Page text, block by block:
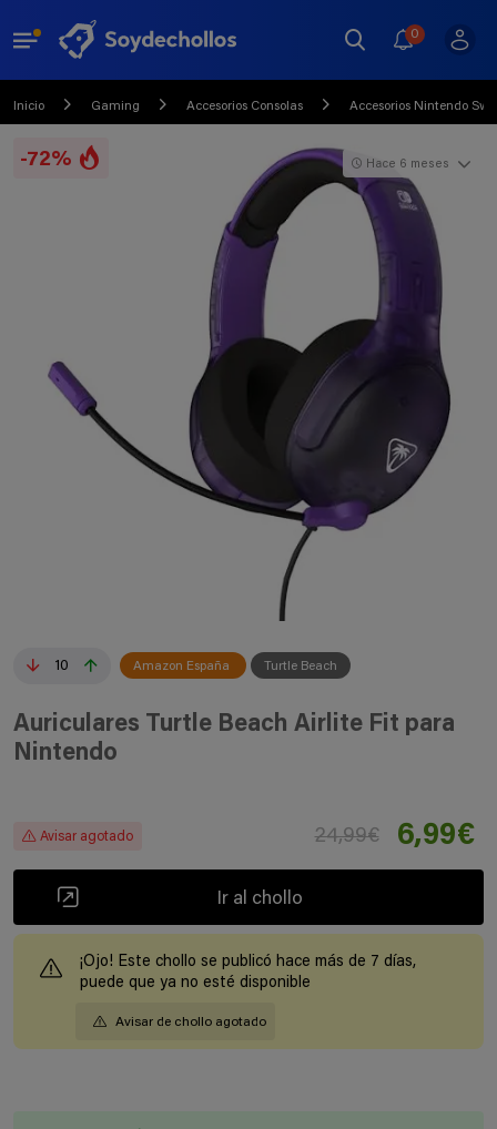
0
Inicio Gaming Accesorios Consolas Accesorios Nintendo
-72%
10 Amazon España Turtle Beach
Hace 6 meses
Auriculares Turtle Beach Airlite Fit para
Nintendo
Avisar agotado 24,99€ 6,99€
Ir al chollo
¡Ojo! Este chollo se publicó hace más de 7 días,
puede que ya no esté disponible
Avisar de chollo agotado